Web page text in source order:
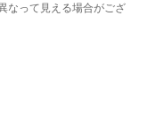
なって見える場合がござ